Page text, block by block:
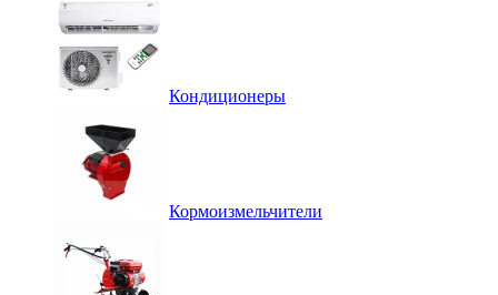
Кондиционеры
Кормоизмельчители